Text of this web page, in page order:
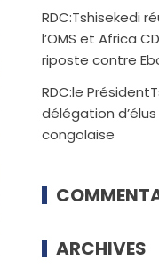
RDC:Tshisekedi
l’OMS et Africa
riposte contre
RDC:le
délégation
congolaise
ARCHIVES